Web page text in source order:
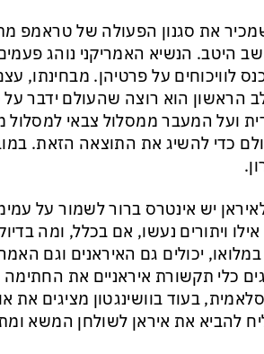
את סגנון הפעולה של
היטב. הנשיא האמריקני נוהג
לוויכוחים על פרטיהן.
הראשון הוא רוצה שהעולם ידבר
ועל המעבר ממסלול צבאי למסלול
כדי להשיג את התוצאה הזאת.
יש אינטרס ברור לשמור על
ויתורים נעשו, אם בכלל, ומה
במלואו, יכולים גם האיראנים וגם
כלי תקשורת איראניים את
בעוד בוושינגטון מציגים
להביא את איראן לשולחן המשא